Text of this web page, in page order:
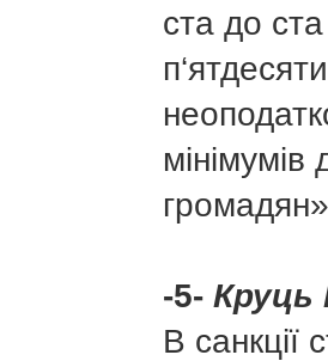
ста до ста
п‘ятдесяти
мінімумів
-5-
В санкції